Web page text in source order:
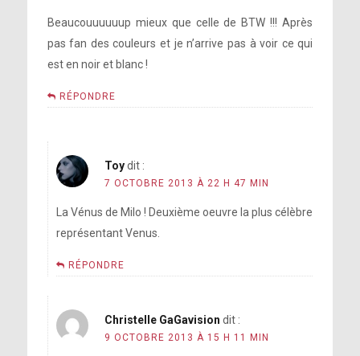
Beaucouuuuuup mieux que celle de BTW !!! Après
pas fan des couleurs et je n’arrive pas à voir ce qui
est en noir et blanc !
RÉPONDRE
Toy dit :
7 OCTOBRE 2013 À 22 H 47 MIN
La Vénus de Milo ! Deuxième oeuvre la plus célèbre
représentant Venus.
RÉPONDRE
Christelle GaGavision dit :
9 OCTOBRE 2013 À 15 H 11 MIN